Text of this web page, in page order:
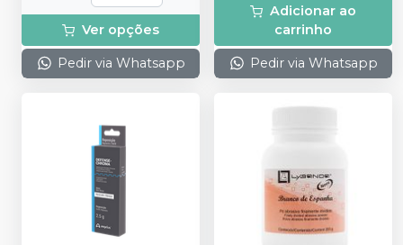
Ver opções
Pedir via Whatsapp
Adicionar ao
carrinho
Pedir via Whatsapp